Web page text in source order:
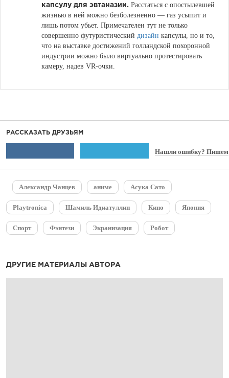
капсулу для эвтаназии. Расстаться с опостылевшей
жизнью в ней можно безболезненно — газ усыпит и
лишь потом убьет. Примечателен тут не только
совершенно футуристический дизайн капсулы, но и то,
что на выставке достижений голландской похоронной
индустрии можно было виртуально протестировать
камеру, надев VR-очки.
РАССКАЗАТЬ ДРУЗЬЯМ
Нашли ошибку? Пишем
Александр Чанцев аниме Асука Сато
Playtronica Шамиль Идиатуллин Кино Япония
Спорт Фэнтези Экранизация Робот
ДРУГИЕ МАТЕРИАЛЫ АВТОРА